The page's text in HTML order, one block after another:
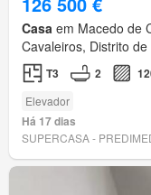
Casa em Macedo de
Cavaleiros, Distrito
T3 2
Elevador
Há 17 dias
SUPERCASA -